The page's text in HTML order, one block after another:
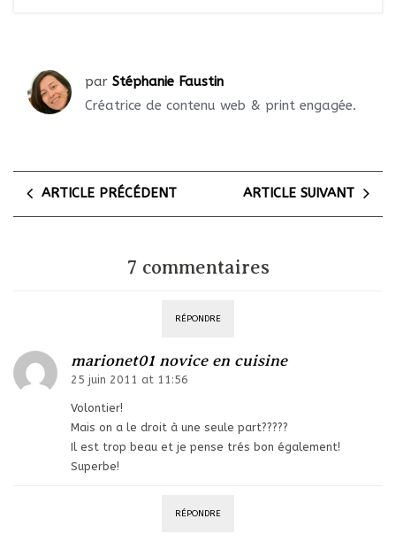
par Stéphanie Faustin
Créatrice de contenu web & print engagée.
ARTICLE PRÉCÉDENT ARTICLE SUIVANT
7 commentaires
RÉPONDRE
marionet01 novice en cuisine
25 juin 2011 at 11:56
Volontier!
Mais on a le droit à une seule part?????
Il est trop beau et je pense trés bon également!
Superbe!
RÉPONDRE